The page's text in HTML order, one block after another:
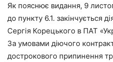
Як пояснює видання, 9
до пункту 6.1. закінчується
Сергія Корецького в ПАТ
За умовами діючого
дострокового припинення